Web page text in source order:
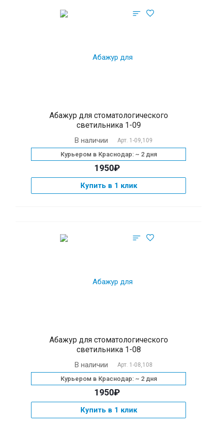
Абажур для стоматологического
светильника 1-09
В наличии Арт. 1-09,109
Курьером в Краснодар: ~ 2 дня
1950₽
Купить в 1 клик
Абажур для стоматологического
светильника 1-08
В наличии Арт. 1-08,108
Курьером в Краснодар: ~ 2 дня
1950₽
Купить в 1 клик